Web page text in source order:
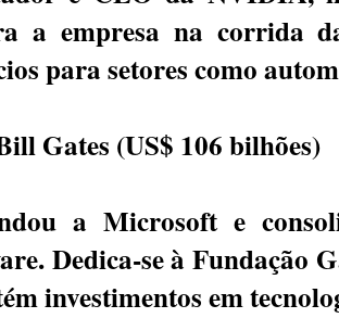
a empresa na corrida
para setores como
Gates (US$ 106 bilhões)
a Microsoft e
Dedica-se à Fundação
investimentos em